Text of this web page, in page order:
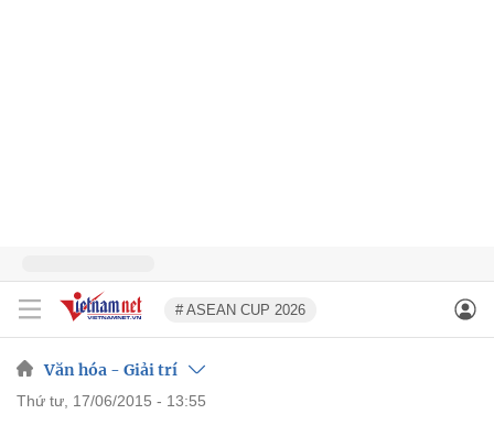
# ASEAN CUP 2026
Văn hóa - Giải trí
thứ tư, 17/06/2015 - 13:55